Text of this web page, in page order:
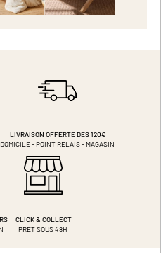
LIVRAISON OFFERTE DÈS 120€
DOMICILE - POINT RELAIS - MAGASIN
CLICK & COLLECT
PRÊT SOUS 48H